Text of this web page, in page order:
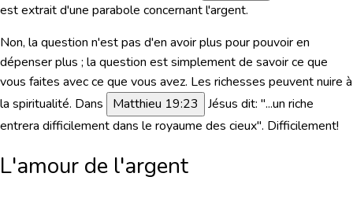
est extrait d'une parabole concernant l'argent.
Non, la question n'est pas d'en avoir plus pour pouvoir en
dépenser plus ; la question est simplement de savoir ce que
vous faites avec ce que vous avez. Les richesses peuvent nuire à
la spiritualité. Dans Matthieu 19:23 Jésus dit: "...un riche
entrera difficilement dans le royaume des cieux". Difficilement!
L'amour de l'argent